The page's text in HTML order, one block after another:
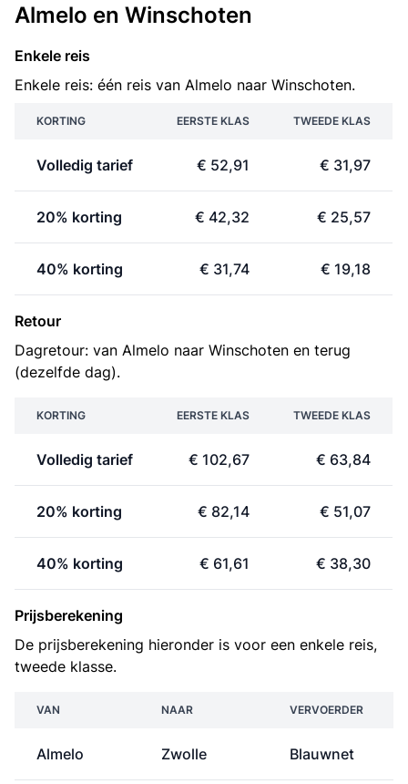
Almelo en Winschoten
Enkele reis
Enkele reis: één reis van Almelo naar Winschoten.
KORTING EERSTE KLAS TWEEDE KLAS
Volledig tarief € 52,91 € 31,97
20% korting € 42,32 € 25,57
40% korting € 31,74 € 19,18
Retour
Dagretour: van Almelo naar Winschoten en terug
(dezelfde dag).
KORTING EERSTE KLAS TWEEDE KLAS
Volledig tarief € 102,67 € 63,84
20% korting € 82,14 € 51,07
40% korting € 61,61 € 38,30
Prijsberekening
De prijsberekening hieronder is voor een enkele reis,
tweede klasse.
VAN NAAR VERVOERDER
Almelo Zwolle Blauwnet